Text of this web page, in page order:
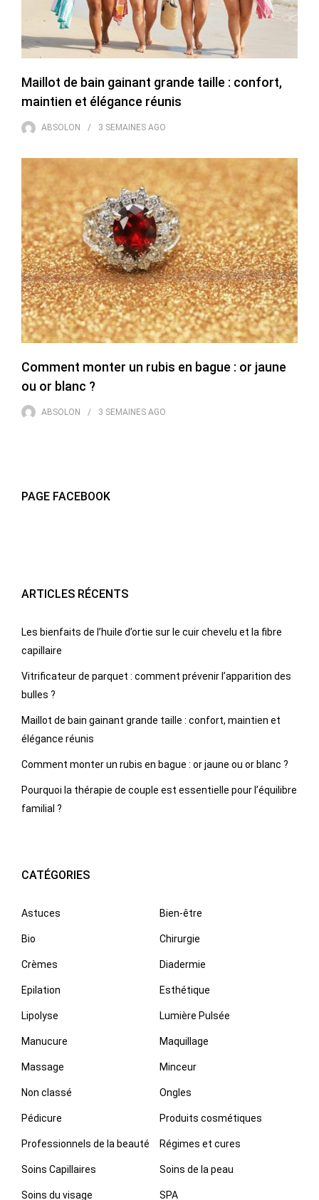
Maillot de bain gainant grande taille : confort,
maintien et élégance réunis
ABSOLON 3 SEMAINES AGO
Comment monter un rubis en bague : or jaune
ou or blanc ?
ABSOLON 3 SEMAINES AGO
PAGE FACEBOOK
ARTICLES RÉCENTS
Les bienfaits de l’huile d’ortie sur le cuir chevelu et la fibre
capillaire
Vitrificateur de parquet : comment prévenir l’apparition des
bulles ?
Maillot de bain gainant grande taille : confort, maintien et
élégance réunis
Comment monter un rubis en bague : or jaune ou or blanc ?
Pourquoi la thérapie de couple est essentielle pour l’équilibre
familial ?
CATÉGORIES
Astuces Bien-être
Bio Chirurgie
Crèmes Diadermie
Epilation Esthétique
Lipolyse Lumière Pulsée
Manucure Maquillage
Massage Minceur
Non classé Ongles
Pédicure Produits cosmétiques
Professionnels de la beauté Régimes et cures
Soins Capillaires Soins de la peau
Soins du visage SPA